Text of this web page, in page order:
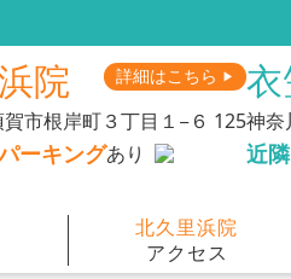
院 詳細はこちら ▶︎
市根岸町３丁目１−６ 125
ーキングあり
神奈
近
北久里浜院
アクセス